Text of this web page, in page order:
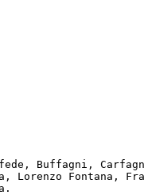
Buffagni,
Fontana,